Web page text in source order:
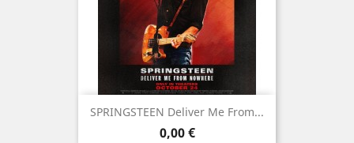
SPRINGSTEEN Deliver Me From...
Prix
0,00 €